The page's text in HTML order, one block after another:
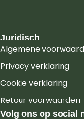
Juridisch
Algemene
Privacy verklaring
Cookie verklaring
Retour voorwaarden
Volg ons op social